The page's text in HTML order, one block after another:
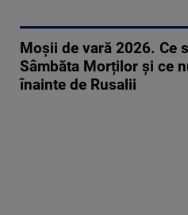
Moșii de vară 2026. Ce
Sâmbăta Morților și ce
înainte de Rusalii